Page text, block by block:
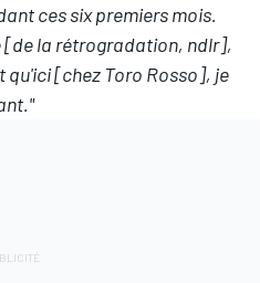
ces six premiers mois.
[de la rétrogradation, ndlr],
[chez Toro Rosso], je